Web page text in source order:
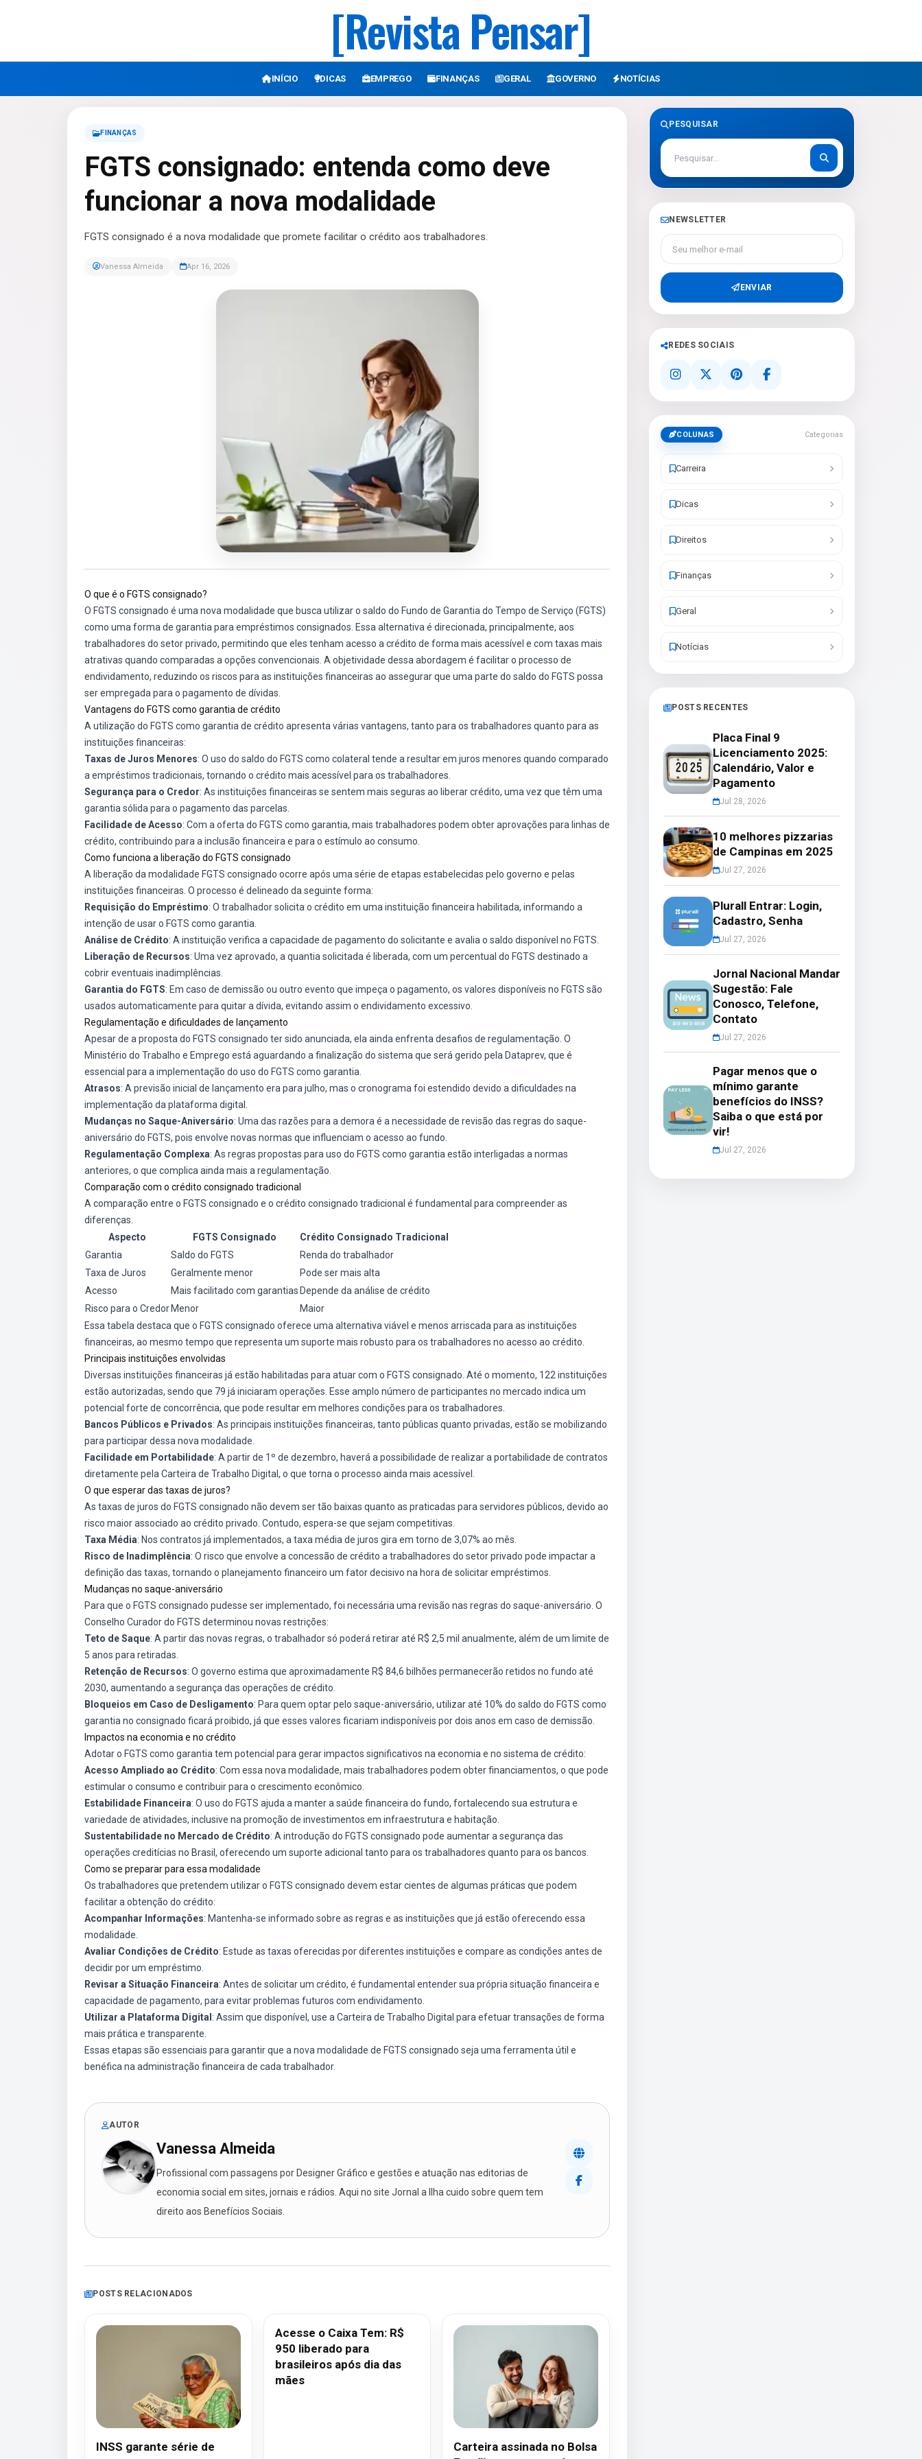
[Revista Pensar]
INÍCIO DICAS EMPREGO FINANÇAS GERAL GOVERNO NOTÍCIAS
FINANÇAS
FGTS consignado: entenda como deve
funcionar a nova modalidade
FGTS consignado é a nova modalidade que promete facilitar o crédito aos trabalhadores.
Vanessa Almeida Apr 16, 2026
O que é o FGTS consignado?
O FGTS consignado é uma nova modalidade que busca utilizar o saldo do Fundo de Garantia do Tempo de Serviço (FGTS)
como uma forma de garantia para empréstimos consignados. Essa alternativa é direcionada, principalmente, aos
trabalhadores do setor privado, permitindo que eles tenham acesso a crédito de forma mais acessível e com taxas mais
atrativas quando comparadas a opções convencionais. A objetividade dessa abordagem é facilitar o processo de
endividamento, reduzindo os riscos para as instituições financeiras ao assegurar que uma parte do saldo do FGTS possa
ser empregada para o pagamento de dívidas.
Vantagens do FGTS como garantia de crédito
A utilização do FGTS como garantia de crédito apresenta várias vantagens, tanto para os trabalhadores quanto para as
instituições financeiras:
Taxas de Juros Menores: O uso do saldo do FGTS como colateral tende a resultar em juros menores quando comparado
a empréstimos tradicionais, tornando o crédito mais acessível para os trabalhadores.
Segurança para o Credor: As instituições financeiras se sentem mais seguras ao liberar crédito, uma vez que têm uma
garantia sólida para o pagamento das parcelas.
Facilidade de Acesso: Com a oferta do FGTS como garantia, mais trabalhadores podem obter aprovações para linhas de
crédito, contribuindo para a inclusão financeira e para o estímulo ao consumo.
Como funciona a liberação do FGTS consignado
A liberação da modalidade FGTS consignado ocorre após uma série de etapas estabelecidas pelo governo e pelas
instituições financeiras. O processo é delineado da seguinte forma:
Requisição do Empréstimo: O trabalhador solicita o crédito em uma instituição financeira habilitada, informando a
intenção de usar o FGTS como garantia.
Análise de Crédito: A instituição verifica a capacidade de pagamento do solicitante e avalia o saldo disponível no FGTS.
Liberação de Recursos: Uma vez aprovado, a quantia solicitada é liberada, com um percentual do FGTS destinado a
cobrir eventuais inadimplências.
Garantia do FGTS: Em caso de demissão ou outro evento que impeça o pagamento, os valores disponíveis no FGTS são
usados automaticamente para quitar a dívida, evitando assim o endividamento excessivo.
Regulamentação e dificuldades de lançamento
Apesar de a proposta do FGTS consignado ter sido anunciada, ela ainda enfrenta desafios de regulamentação. O
Ministério do Trabalho e Emprego está aguardando a finalização do sistema que será gerido pela Dataprev, que é
essencial para a implementação do uso do FGTS como garantia.
Atrasos: A previsão inicial de lançamento era para julho, mas o cronograma foi estendido devido a dificuldades na
implementação da plataforma digital.
Mudanças no Saque-Aniversário: Uma das razões para a demora é a necessidade de revisão das regras do saque-
aniversário do FGTS, pois envolve novas normas que influenciam o acesso ao fundo.
Regulamentação Complexa: As regras propostas para uso do FGTS como garantia estão interligadas a normas
anteriores, o que complica ainda mais a regulamentação.
Comparação com o crédito consignado tradicional
A comparação entre o FGTS consignado e o crédito consignado tradicional é fundamental para compreender as
diferenças.
Aspecto
FGTS Consignado
Crédito Consignado Tradicional
Garantia
Saldo do FGTS
Renda do trabalhador
Taxa de Juros
Geralmente menor
Pode ser mais alta
Acesso
Mais facilitado com garantias Depende da análise de crédito
Risco para o Credor Menor
Maior
Essa tabela destaca que o FGTS consignado oferece uma alternativa viável e menos arriscada para as instituições
financeiras, ao mesmo tempo que representa um suporte mais robusto para os trabalhadores no acesso ao crédito.
Principais instituições envolvidas
Diversas instituições financeiras já estão habilitadas para atuar com o FGTS consignado. Até o momento, 122 instituições
estão autorizadas, sendo que 79 já iniciaram operações. Esse amplo número de participantes no mercado indica um
potencial forte de concorrência, que pode resultar em melhores condições para os trabalhadores.
Bancos Públicos e Privados: As principais instituições financeiras, tanto públicas quanto privadas, estão se mobilizando
para participar dessa nova modalidade.
Facilidade em Portabilidade: A partir de 1º de dezembro, haverá a possibilidade de realizar a portabilidade de contratos
diretamente pela Carteira de Trabalho Digital, o que torna o processo ainda mais acessível.
O que esperar das taxas de juros?
As taxas de juros do FGTS consignado não devem ser tão baixas quanto as praticadas para servidores públicos, devido ao
risco maior associado ao crédito privado. Contudo, espera-se que sejam competitivas.
Taxa Média: Nos contratos já implementados, a taxa média de juros gira em torno de 3,07% ao mês.
Risco de Inadimplência: O risco que envolve a concessão de crédito a trabalhadores do setor privado pode impactar a
definição das taxas, tornando o planejamento financeiro um fator decisivo na hora de solicitar empréstimos.
Mudanças no saque-aniversário
Para que o FGTS consignado pudesse ser implementado, foi necessária uma revisão nas regras do saque-aniversário. O
Conselho Curador do FGTS determinou novas restrições:
Teto de Saque: A partir das novas regras, o trabalhador só poderá retirar até R$ 2,5 mil anualmente, além de um limite de
5 anos para retiradas.
Retenção de Recursos: O governo estima que aproximadamente R$ 84,6 bilhões permanecerão retidos no fundo até
2030, aumentando a segurança das operações de crédito.
Bloqueios em Caso de Desligamento: Para quem optar pelo saque-aniversário, utilizar até 10% do saldo do FGTS como
garantia no consignado ficará proibido, já que esses valores ficariam indisponíveis por dois anos em caso de demissão.
Impactos na economia e no crédito
Adotar o FGTS como garantia tem potencial para gerar impactos significativos na economia e no sistema de crédito:
Acesso Ampliado ao Crédito: Com essa nova modalidade, mais trabalhadores podem obter financiamentos, o que pode
estimular o consumo e contribuir para o crescimento econômico.
Estabilidade Financeira: O uso do FGTS ajuda a manter a saúde financeira do fundo, fortalecendo sua estrutura e
variedade de atividades, inclusive na promoção de investimentos em infraestrutura e habitação.
Sustentabilidade no Mercado de Crédito: A introdução do FGTS consignado pode aumentar a segurança das
operações creditícias no Brasil, oferecendo um suporte adicional tanto para os trabalhadores quanto para os bancos.
Como se preparar para essa modalidade
Os trabalhadores que pretendem utilizar o FGTS consignado devem estar cientes de algumas práticas que podem
facilitar a obtenção do crédito:
Acompanhar Informações: Mantenha-se informado sobre as regras e as instituições que já estão oferecendo essa
modalidade.
Avaliar Condições de Crédito: Estude as taxas oferecidas por diferentes instituições e compare as condições antes de
decidir por um empréstimo.
Revisar a Situação Financeira: Antes de solicitar um crédito, é fundamental entender sua própria situação financeira e
capacidade de pagamento, para evitar problemas futuros com endividamento.
Utilizar a Plataforma Digital : Assim que disponível, use a Carteira de Trabalho Digital para efetuar transações de forma
mais prática e transparente.
Essas etapas são essenciais para garantir que a nova modalidade de FGTS consignado seja uma ferramenta útil e
benéfica na administração financeira de cada trabalhador.
AUTOR
Vanessa Almeida
Profissional com passagens por Designer Gráfico e gestões e atuação nas editorias de
economia social em sites, jornais e rádios. Aqui no site Jornal a Ilha cuido sobre quem tem
direito aos Benefícios Sociais.
POSTS RELACIONADOS
INSS garante série de
Acesse o Caixa Tem: R$
950 liberado para
brasileiros após dia das
mães
Carteira assinada no Bolsa
PESQUISAR
NEWSLETTER
Seu melhor e-mail
ENVIAR
REDES SOCIAIS
COLUNAS Categorias
Carreira
Dicas
Direitos
Finanças
Geral
Notícias
POSTS RECENTES
Placa Final 9
Licenciamento 2025:
Calendário, Valor e
Pagamento
Jul 28, 2026
10 melhores pizzarias
de Campinas em 2025
Jul 27, 2026
Plurall Entrar: Login,
Cadastro, Senha
Jul 27, 2026
Jornal Nacional Mandar
Sugestão: Fale
Conosco, Telefone,
Contato
Jul 27, 2026
Pagar menos que o
mínimo garante
benefícios do INSS?
Saiba o que está por
vir!
Jul 27, 2026